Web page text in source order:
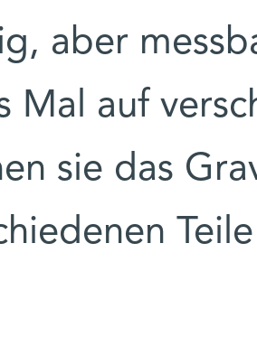
aber
Mal auf
sie das